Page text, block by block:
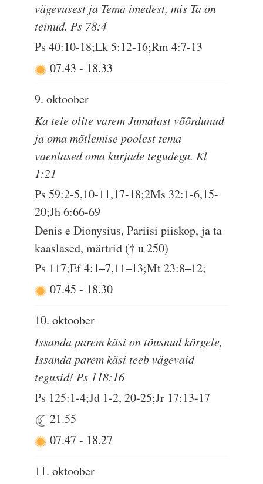
vägevusest ja Tema imedest, mis Ta on
teinud. Ps 78:4
Ps 40:10-18;Lk 5:12-16;Rm 4:7-13
07.43- 18.33
9. oktoober
Ka teie olite varem Jumalast võõrdunud
ja oma mõtlemise poolest tema
vaenlased oma kurjade tegudega. Kl
1:21
Ps 59:2-5,10-11,17-18;2Ms 32:1-6,15-
20;Jh 6:66-69
Denis e Dionysius, Pariisi piiskop, ja ta
kaaslased, märtrid († u 250)
Ps 117;Ef 4:1–7,11–13;Mt 23:8–12;
07.45- 18.30
10. oktoober
Issanda parem käsi on tõusnud kõrgele,
Issanda parem käsi teeb vägevaid
tegusid! Ps 118:16
Ps 125:1-4;Jd 1-2, 20-25;Jr 17:13-17
21.55
07.47- 18.27
11. oktoober